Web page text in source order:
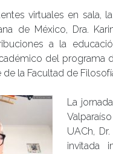
virtuales en sala,
de México, Dra.
a la
del programa
la Facultad de
La
UACh,
invitada